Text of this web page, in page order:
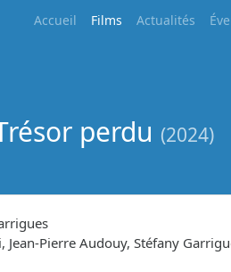
Accueil Films Actualités
perdu (2024)
Jean-Pierre Audouy, Stéfany